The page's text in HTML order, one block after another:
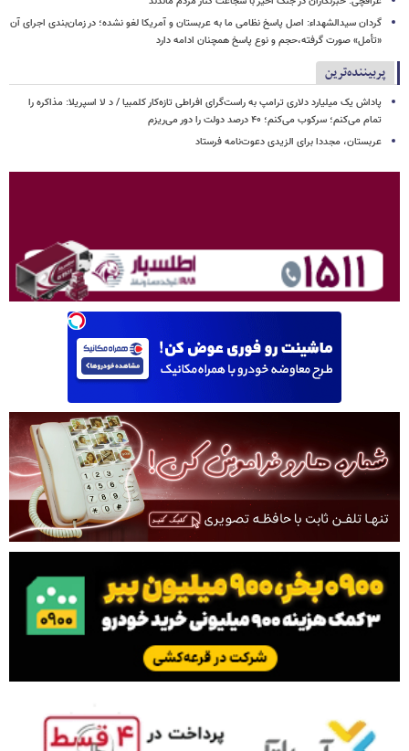
گردان سیدالشهداء: اصل پاسخ نظامی ما به عربستان و آمریکا لغو نشده؛ در زمان‌بندی اجرای آن
«تأمل» صورت گرفته،حجم و نوع پاسخ همچنان ادامه دارد
پربیننده‌ترین
پاداش یک میلیارد دلاری ترامپ به راست‌گرای افراطی تازه‌کار کلمبیا / د لا اسپریلا: مذاکره را
تمام می‌کنم؛ سرکوب می‌کنم؛ ۴۰ درصد دولت را دور می‌ریزم
عربستان، مجددا برای الزیدی دعوت‌نامه فرستاد